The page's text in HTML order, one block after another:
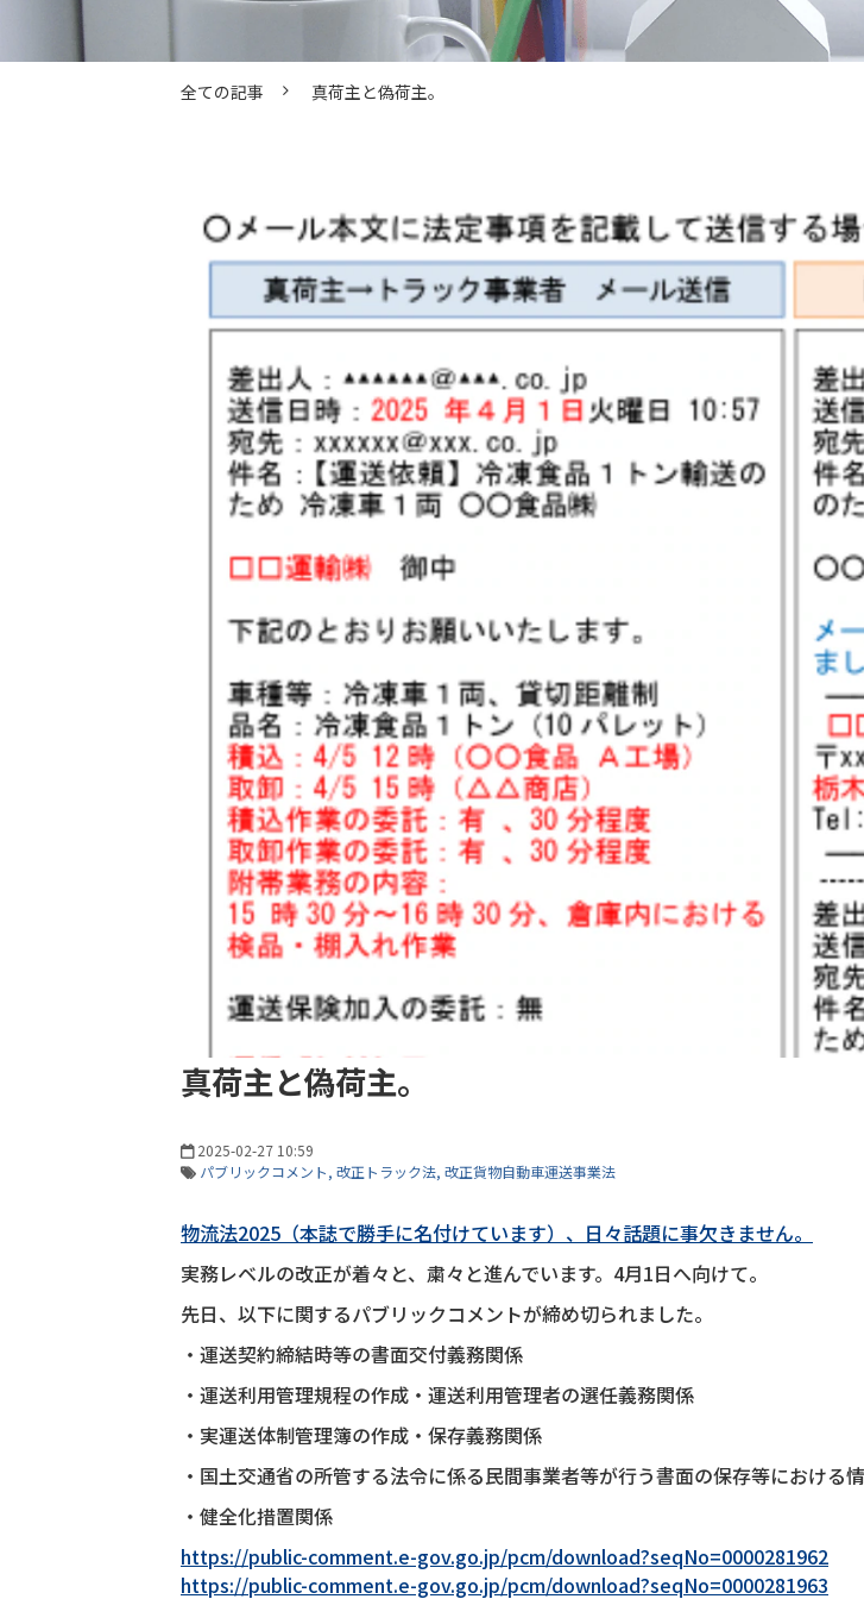
全ての記事 真荷主と偽荷主。
真荷主と偽荷主。
2025-02-27 10:59
パブリックコメント 改正トラック法 改正貨物自動車運送事業法
物流法2025（本誌で勝手に名付けています）、日々話題に事欠きません。
実務レベルの改正が着々と、粛々と進んでいます。4月1日へ向けて。
先日、以下に関するパブリックコメントが締め切られました。
・運送契約締結時等の書面交付義務関係
・運送利用管理規程の作成・運送利用管理者の選任義務関係
・実運送体制管理簿の作成・保存義務関係
・国土交通省の所管する法令に係る民間事業者等が行う書面の保存等におけ
・健全化措置関係
https://public-comment.e-gov.go.jp/pcm/download?seqNo=0000281962
https://public-comment.e-gov.go.jp/pcm/download?seqNo=0000281963